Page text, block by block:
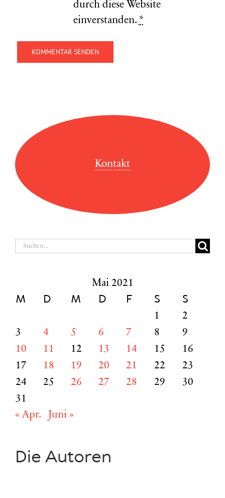
durch diese Website
einverstanden. *
Kontakt
Suche
Mai 2021
M D M D F S S
1
2
3
4 5 6 7 8
9
10
11 12 13 14 15
16
17
18 19 20 21 22
23
24
25 26 27 28 29
30
31
« Apr.
Juni »
Die Autoren